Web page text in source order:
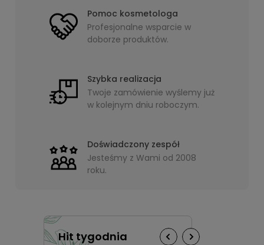
Pomoc kosmetologa
Profesjonalne wsparcie w
doborze produktów.
Szybka realizacja
Twoje zamówienie wyślemy już
w kolejnym dniu roboczym.
Doświadczony zespół
Jesteśmy z Wami od 2008
roku.
Hit tygodnia